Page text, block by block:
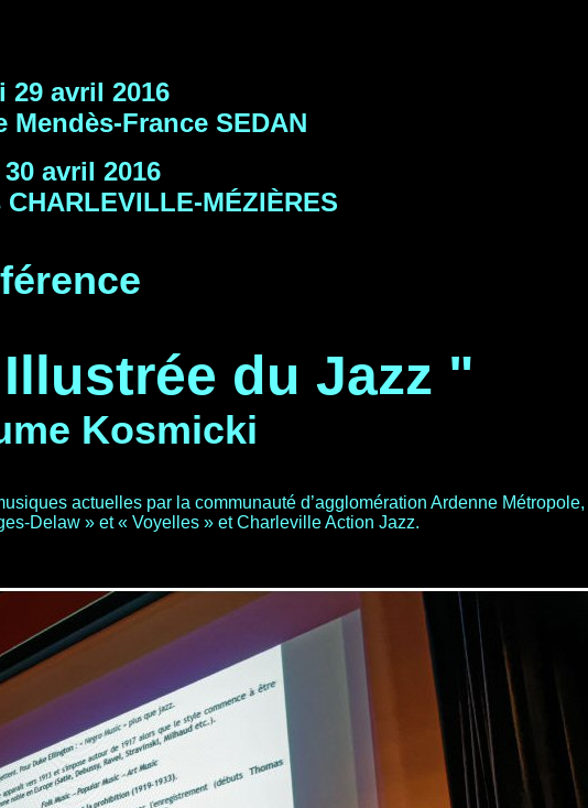
29 avril 2016
France SEDAN
avril 2016
MÉZIÈRES
du Jazz "
Kosmicki
actuelles par la communauté d’agglomération Ardenne Métropole,
Delaw » et « Voyelles » et Charleville Action Jazz.